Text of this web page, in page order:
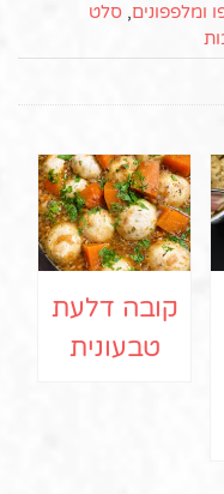
ומלפפונים, סלט
קובה דלעת
טבעונית